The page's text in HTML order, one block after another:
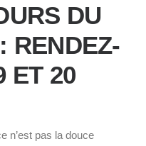
DU
RENDEZ-
ET 20
n’est pas la douce